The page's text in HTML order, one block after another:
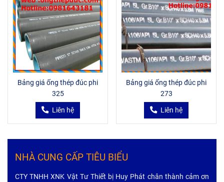
Bảng giá ống thép đúc phi
325
Liên hệ
Bảng giá ống thép đúc phi
273
Liên hệ
NHÀ CUNG CẤP TIÊU BIỂU
CTY TNHH XNK Vật Tư Thiết bị Huy Phát chân thành cảm ơn